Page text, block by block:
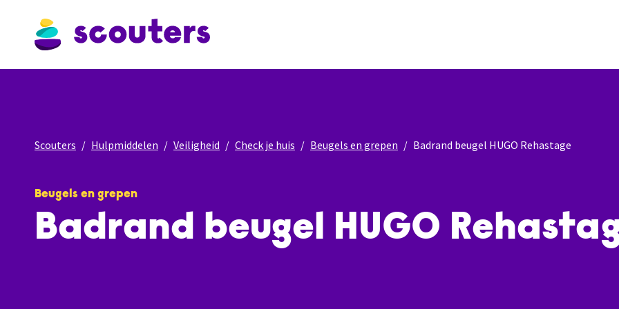
Scouters Hulpmiddelen Veiligheid Check je huis Beugels en grepen Badrand beugel HUGO Rehastage
Beugels en grepen
Badrand beugel HUGO